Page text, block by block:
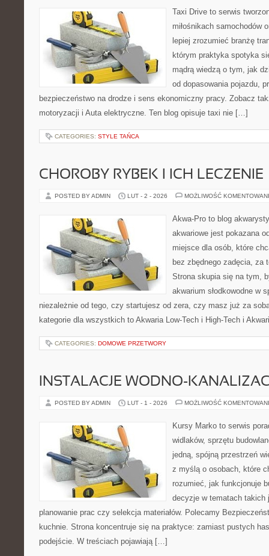
Taxi Drive to serwis
miłośnikach samochodów
lepiej zrozumieć branżę
którym praktyka spotyka
mądrą wiedzą o tym, jak
od dopasowania pojazdu,
bezpieczeństwo na drodze i sens ekonomiczny pracy. Zobacz
motoryzacji i Auta elektryczne. Ten blog opisuje taxi nie […]
CATEGORIES: STYLE TAŃCA
CHOROBY RYBEK I ICH LECZENIE
POSTED BY ADMIN LUT - 2 - 2026 MOŻLIWOŚĆ
Akwa-Pro to blog
akwariowe jest pokazana
miejsce dla osób, które
bez zbędnego zadęcia, za
Strona skupia się na tym,
akwarium słodkowodne w
niezależnie od tego, czy startujesz od zera, czy masz już za
kategorie dla wszystkich to Akwaria Low-Tech i High-Tech i
CATEGORIES: DOMOWE PRZETWORY
INSTALACJE WODNO-
POSTED BY ADMIN LUT - 1 - 2026 MOŻLIWOŚĆ
Kursy Marko to serwis
widlaków, sprzętu
jedną, spójną przestrzeń
z myślą o osobach, które
rozumieć, jak funkcjonuje
decyzje w tematach takich
planowanie prac czy selekcja materiałów. Polecamy
kuchnie. Strona koncentruje się na praktyce: zamiast pustych
podejście. W treściach pojawiają […]